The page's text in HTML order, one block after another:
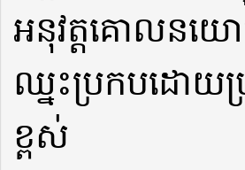
អនុវត្តគោលនយ
ឈ្នះប្រកបដោយប្
ខ្ពស់